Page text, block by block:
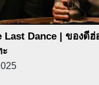
Last Dance | ของดีฮ่